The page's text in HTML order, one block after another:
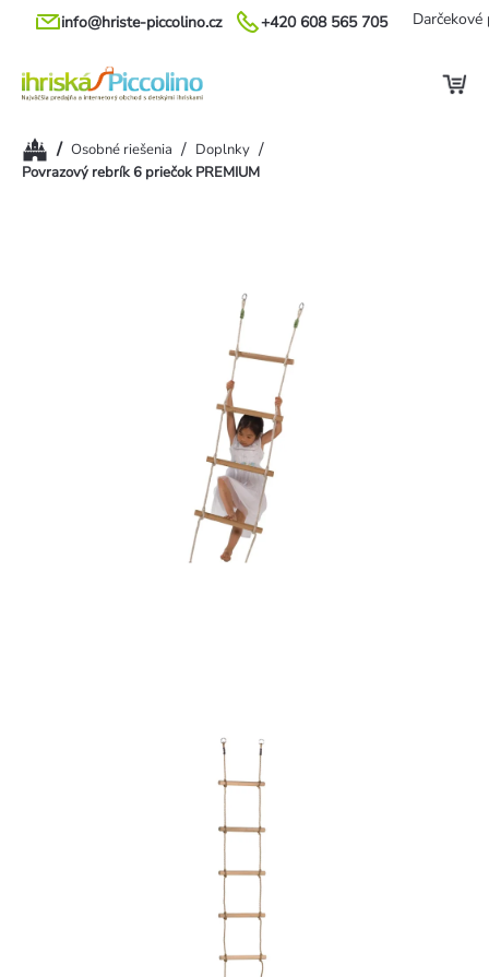
Prejsť
+420 608 565 705
info@hriste-piccolino.cz Darčekové
Domov
/ Osobné riešenia / Doplnky /
Povrazový rebrík 6 priečok PREMIUM